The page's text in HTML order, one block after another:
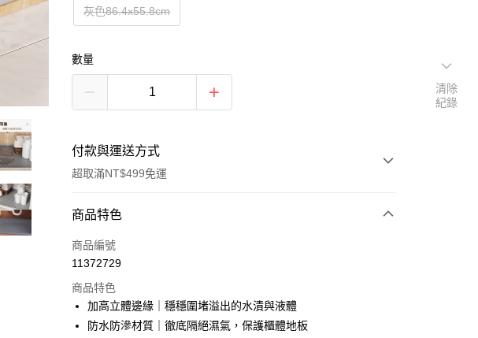
灰色86.4x55.8cm
數量
付款與運送方式
超取滿NT$499免運
付款方式
信用卡一次付款
LINE Pay
Apple Pay
商品特色
商品編號
11372729
商品特色
加高立體邊緣｜穩穩圍堵溢出的水漬與液體
防水防滲材質｜徹底隔絕濕氣，保護櫃體地板
清除
紀錄